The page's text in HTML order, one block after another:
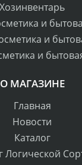
Хозинвентарь
и
и
и
О МАГАЗИНЕ
Главная
Новости
Каталог
Логической